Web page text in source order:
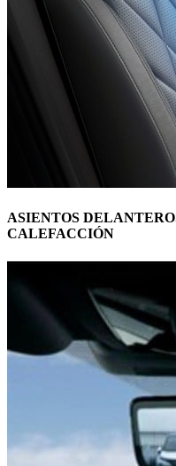
ASIENTOS
CALEFACCIÓN